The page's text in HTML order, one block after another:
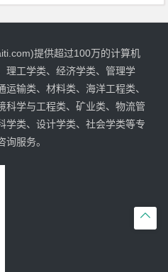

提供超过100万的计算机
理工学类、经济学类、管理学
输类、材料类、海洋工程类、
科学与工程类、矿业类、物流管
学类、设计学类、社会学类等专
服务。